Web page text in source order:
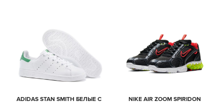
ADIDAS STAN SMITH БЕЛЫЕ С
NIKE AIR ZOOM SPIRIDON